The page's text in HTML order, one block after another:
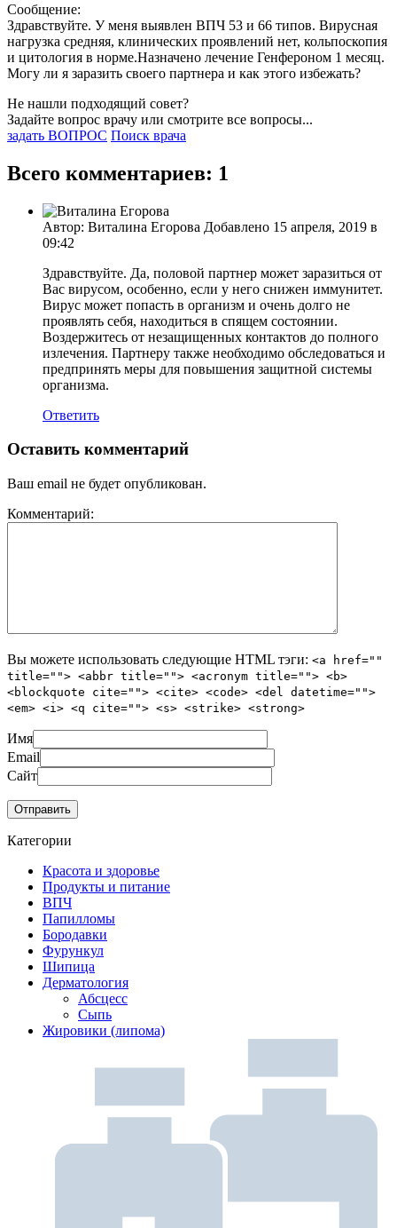
Сообщение:
Здравствуйте. У меня выявлен ВПЧ 53 и 66 типов. Вирусная
нагрузка средняя, клинических проявлений нет, кольпоскопия
и цитология в норме.Назначено лечение Генфероном 1 месяц.
Могу ли я заразить своего партнера и как этого избежать?
Не нашли подходящий совет?
Задайте вопрос врачу или смотрите все вопросы...
задать ВОПРОС Поиск врача
Всего комментариев: 1
Автор: Виталина Егорова Добавлено 15 апреля, 2019 в
09:42
Здравствуйте. Да, половой партнер может заразиться от
Вас вирусом, особенно, если у него снижен иммунитет.
Вирус может попасть в организм и очень долго не
проявлять себя, находиться в спящем состоянии.
Воздержитесь от незащищенных контактов до полного
излечения. Партнеру также необходимо обследоваться и
предпринять меры для повышения защитной системы
организма.
Ответить
Оставить комментарий
Ваш email не будет опубликован.
Комментарий:
Вы можете использовать следующие HTML тэги: <a href=""
title=""> <abbr title=""> <acronym title=""> <b>
<blockquote cite=""> <cite> <code> <del datetime="">
<em> <i> <q cite=""> <s> <strike> <strong>
Имя
Email
Сайт
Категории
Красота и здоровье
Продукты и питание
ВПЧ
Папилломы
Бородавки
Фурункул
Шипица
Дерматология
Абсцесс
Сыпь
Жировики (липома)